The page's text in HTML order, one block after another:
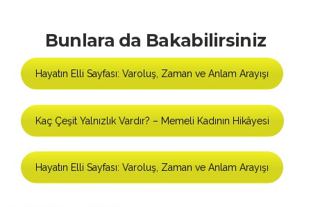
Bunlara da Bakabilirsiniz
Hayatın Elli Sayfası: Varoluş, Zaman ve Anlam Arayışı
Kaç Çeşit Yalnızlık Vardır? – Memeli Kadının Hikâyesi
Hayatın Elli Sayfası: Varoluş, Zaman ve Anlam Arayışı